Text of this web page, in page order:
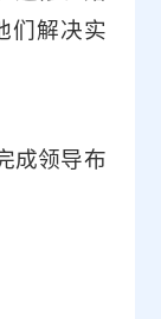
们解决实
成领导布